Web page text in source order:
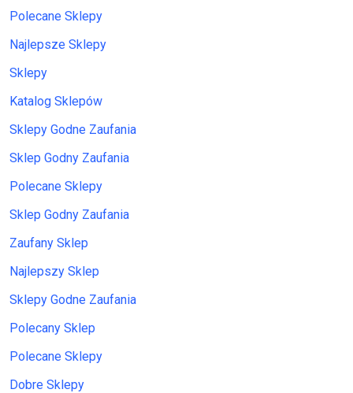
Polecane Sklepy
Najlepsze Sklepy
Sklepy
Katalog Sklepów
Sklepy Godne Zaufania
Sklep Godny Zaufania
Polecane Sklepy
Sklep Godny Zaufania
Zaufany Sklep
Najlepszy Sklep
Sklepy Godne Zaufania
Polecany Sklep
Polecane Sklepy
Dobre Sklepy